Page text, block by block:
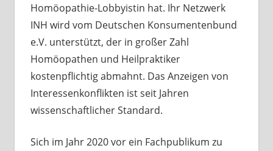
Homöopathie-Lobbyistin hat. Ihr Netzwerk
INH wird vom Deutschen Konsumentenbund
e.V. unterstützt, der in großer Zahl
Homöopathen und Heilpraktiker
kostenpflichtig abmahnt. Das Anzeigen von
Interessenkonflikten ist seit Jahren
wissenschaftlicher Standard.
Sich im Jahr 2020 vor ein Fachpublikum zu